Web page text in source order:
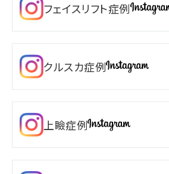
フェイスリフト症例
クルスカ症例
上瞼症例